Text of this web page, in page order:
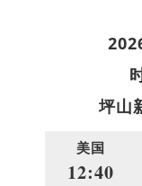
坪山
美国
12:40